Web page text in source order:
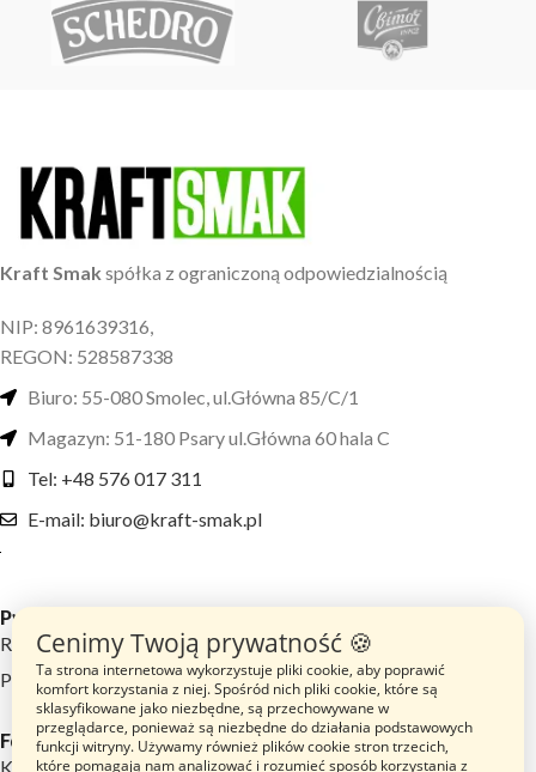
Kraft Smak spółka z ograniczoną odpowiedzialnością
NIP: 8961639316,
REGON: 528587338
Biuro: 55-080 Smolec, ul.Główna 85/C/1
Magazyn: 51-180 Psary ul.Główna 60 hala C
Tel: +48 576 017 311
E-mail: biuro@kraft-smak.pl
Przydatne linki
Regulamin sklepu
Polityka prywatności
Footer menu
Katalog Produktów
Cenimy Twoją prywatność 🍪
Ta strona internetowa wykorzystuje pliki cookie, aby poprawić
komfort korzystania z niej. Spośród nich pliki cookie, które są
sklasyfikowane jako niezbędne, są przechowywane w
przeglądarce, ponieważ są niezbędne do działania podstawowych
funkcji witryny. Używamy również plików cookie stron trzecich,
które pomagają nam analizować i rozumieć sposób korzystania z